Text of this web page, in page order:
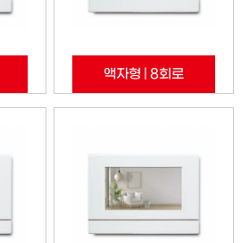
액자형 | 8회로